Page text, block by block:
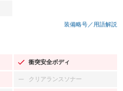
装備略号／用語解説
衝突安全ボディ
：装備あり
クリアランスソナー
：装備なし